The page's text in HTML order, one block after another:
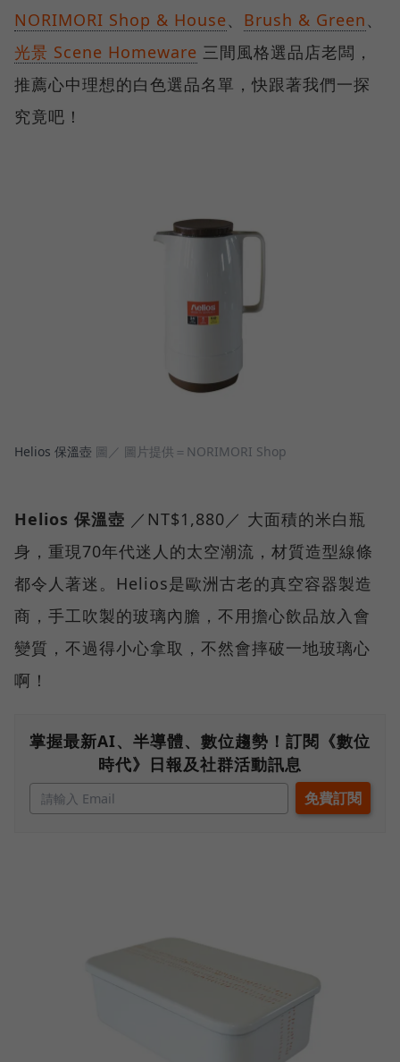
NORIMORI Shop & House、 Brush & Green、
光景 Scene Homeware 三間風格選品店老闆，
推薦心中理想的白色選品名單，快跟著我們一探
究竟吧！
Helios 保溫壺 圖／ 圖片提供＝NORIMORI Shop
Helios 保溫壺 ／NT$1,880／ 大面積的米白瓶
身，重現70年代迷人的太空潮流，材質造型線條
都令人著迷。Helios是歐洲古老的真空容器製造
商，手工吹製的玻璃內膽，不用擔心飲品放入會
變質，不過得小心拿取，不然會摔破一地玻璃心
啊！
掌握最新AI、半導體、數位趨勢！訂閱《數位
時代》日報及社群活動訊息